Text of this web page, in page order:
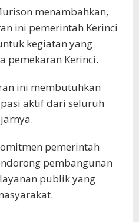
menambahkan,
ini pemerintah Kerinci
kegiatan yang
pemekaran Kerinci.
ini membutuhkan
aktif dari seluruh
pemerintah
pembangunan
publik yang